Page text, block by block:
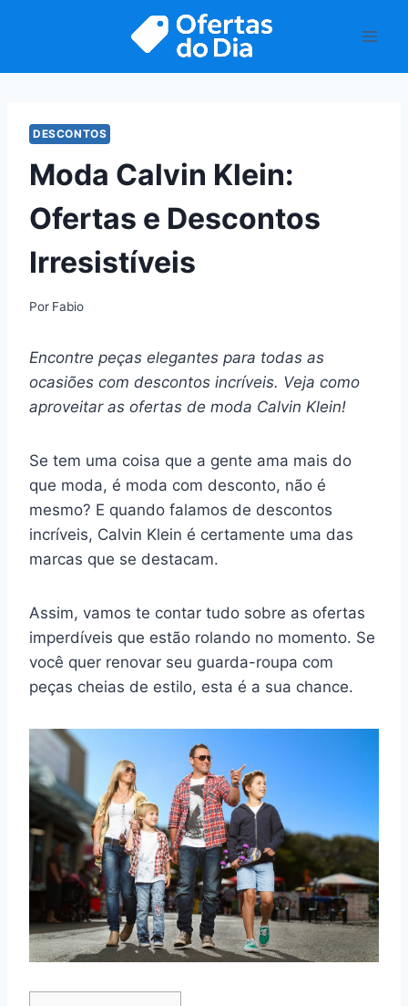
DESCONTOS
Moda Calvin Klein:
Ofertas e Descontos
Irresistíveis
Por Fabio
Encontre peças elegantes para todas as
ocasiões com descontos incríveis. Veja como
aproveitar as ofertas de moda Calvin Klein!
Se tem uma coisa que a gente ama mais do
que moda, é moda com desconto, não é
mesmo? E quando falamos de descontos
incríveis, Calvin Klein é certamente uma das
marcas que se destacam.
Assim, vamos te contar tudo sobre as ofertas
imperdíveis que estão rolando no momento. Se
você quer renovar seu guarda-roupa com
peças cheias de estilo, esta é a sua chance.